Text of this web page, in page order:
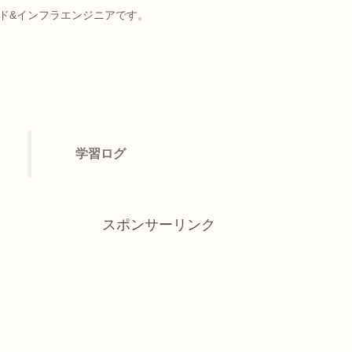
インフラエンジニアです。
学習ログ
スポンサーリンク